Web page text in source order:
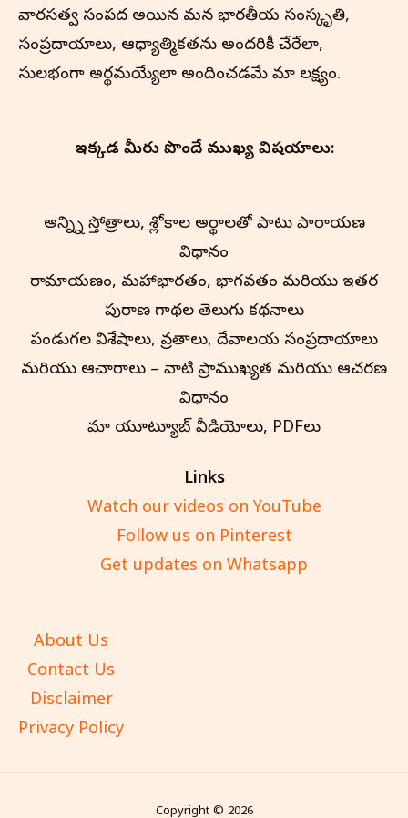
వారసత్వ సంపద అయిన మన భారతీయ సంస్కృతి,
సంప్రదాయాలు, ఆధ్యాత్మికతను అందరికీ చేరేలా,
సులభంగా అర్థమయ్యేలా అందించడమే మా లక్ష్యం.
ఇక్కడ మీరు పొందే ముఖ్య విషయాలు:
అన్న్ని స్తోత్రాలు, శ్లోకాల అర్థాలతో పాటు పారాయణ
విధానం
రామాయణం, మహాభారతం, భాగవతం మరియు ఇతర
పురాణ గాథల తెలుగు కథనాలు
పండుగల విశేషాలు, వ్రతాలు, దేవాలయ సంప్రదాయాలు
మరియు ఆచారాలు – వాటి ప్రాముఖ్యత మరియు ఆచరణ
విధానం
మా యూట్యూబ్ వీడియోలు, PDFలు
Links
Watch our videos on YouTube
Follow us on Pinterest
Get updates on Whatsapp
About Us
Contact Us
Disclaimer
Privacy Policy
Copyright © 2026